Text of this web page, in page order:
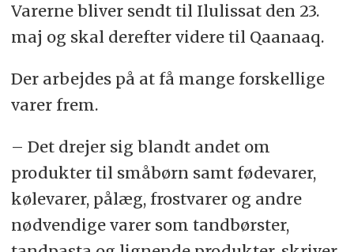
Varerne bliver sendt til Ilulissat den 23.
maj og skal derefter videre til Qaanaaq.
Der arbejdes på at få mange forskellige
varer frem.
– Det drejer sig blandt andet om
produkter til småbørn samt fødevarer,
kølevarer, pålæg, frostvarer og andre
nødvendige varer som tandbørster,